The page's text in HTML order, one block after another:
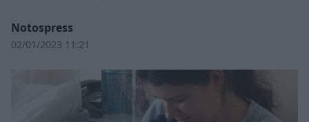
Notospress
02/01/2023 11:21